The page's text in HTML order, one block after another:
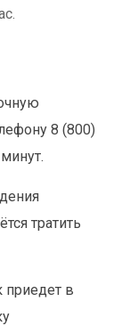
8 (800)
тратить
приедет в